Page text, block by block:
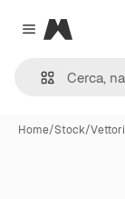
Close menu
Magnific
Home/Stock/Vettori